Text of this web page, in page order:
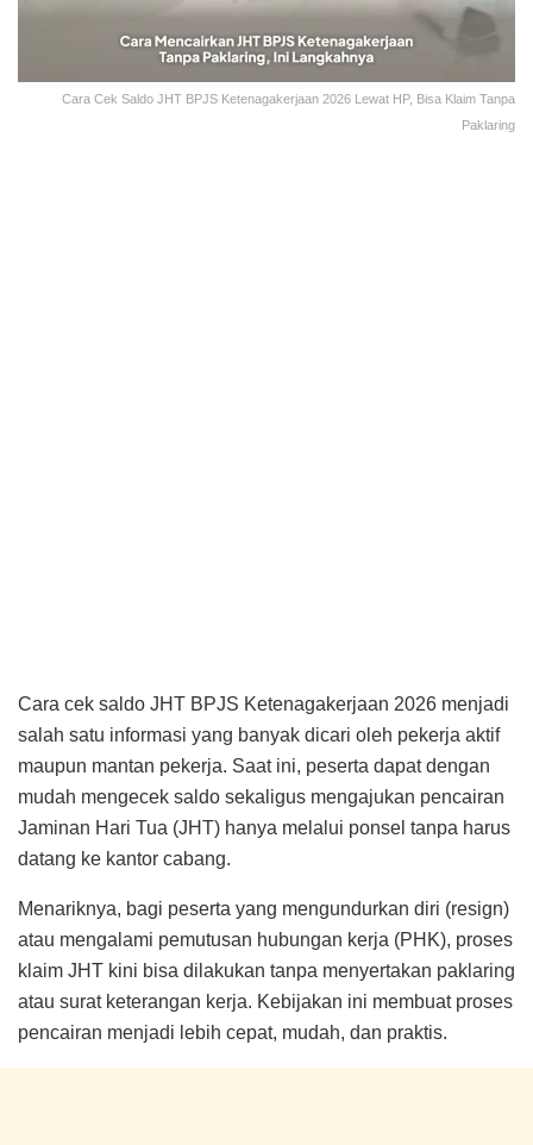
Cara Cek Saldo JHT BPJS Ketenagakerjaan 2026 Lewat HP, Bisa Klaim Tanpa
Paklaring
Cara cek saldo JHT BPJS Ketenagakerjaan 2026 menjadi
salah satu informasi yang banyak dicari oleh pekerja aktif
maupun mantan pekerja. Saat ini, peserta dapat dengan
mudah mengecek saldo sekaligus mengajukan pencairan
Jaminan Hari Tua (JHT) hanya melalui ponsel tanpa harus
datang ke kantor cabang.
Menariknya, bagi peserta yang mengundurkan diri (resign)
atau mengalami pemutusan hubungan kerja (PHK), proses
klaim JHT kini bisa dilakukan tanpa menyertakan paklaring
atau surat keterangan kerja. Kebijakan ini membuat proses
pencairan menjadi lebih cepat, mudah, dan praktis.